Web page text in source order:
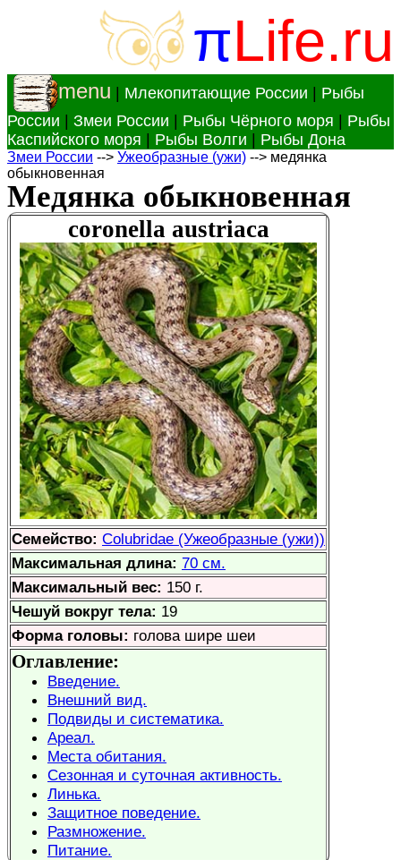
πLife.ru
menu Млекопитающие России
Рыбы
России
Змеи России Рыбы Чёрного моря
Рыбы
Каспийского моря
Рыбы Волги Рыбы Дона
Змеи России --> Ужеобразные (ужи) --> медянка
обыкновенная
Медянка обыкновенная
coronella austriaca
Семейство: Colubridae (Ужеобразные (ужи))
Максимальная длина: 70 см.
Максимальный вес: 150 г.
Чешуй вокруг тела: 19
Форма головы: голова шире шеи
Оглавление:
Введение.
Внешний вид.
Подвиды и систематика.
Ареал.
Места обитания.
Сезонная и суточная активность.
Линька.
Защитное поведение.
Размножение.
Питание.